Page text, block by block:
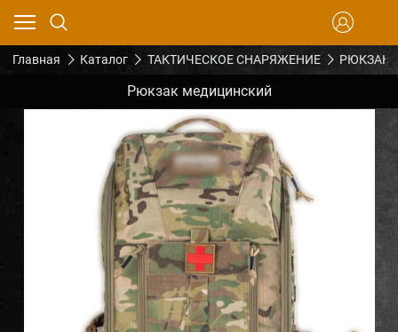
Главная Каталог ТАКТИЧЕСКОЕ СНАРЯЖЕНИЕ
Рюкзак медицинский